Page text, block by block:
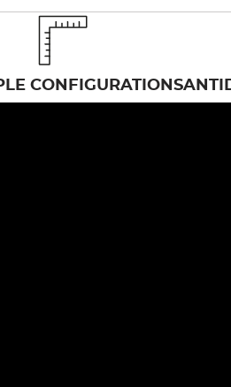
CONFIGURATIONS